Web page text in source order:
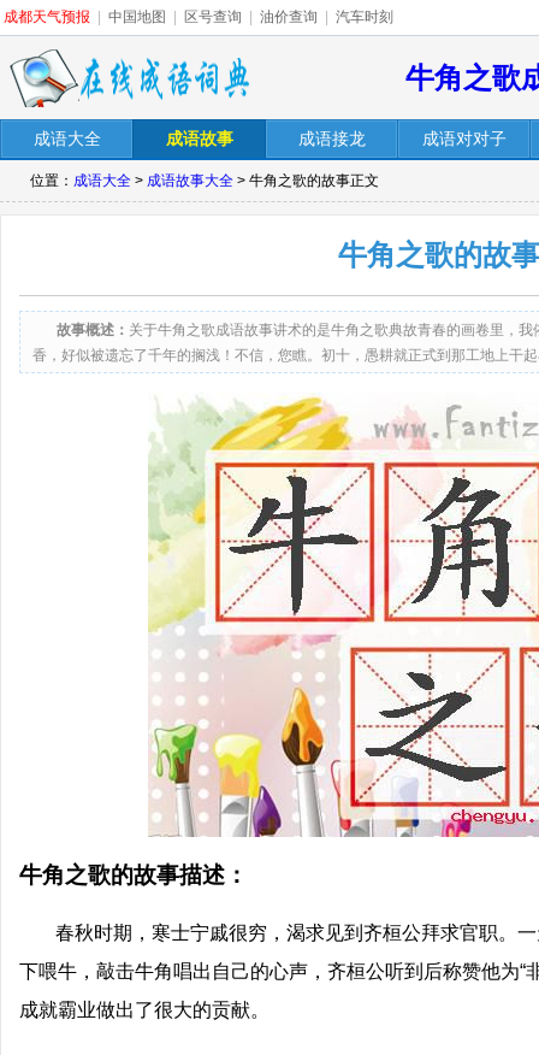
成都天气预报 中国地图 区号查询 油价查询 汽车时刻
牛角之歌
成语大全 成语故事 成语接龙 成语对对子
位置： 成语大全 > 成语故事大全 > 牛角之歌的故事正文
牛角之歌的故事
故事概述： 关于牛角之歌成语故事讲术的是牛角之歌典故青春的画卷里，
香，好似被遗忘了千年的搁浅！不信，您瞧。初十，愚耕就正式到那工地上干
都没有间断，连春节联欢晚会都没看，就更不用说看其它电视！
牛角之歌的故事描述：
春秋时期，寒士宁戚很穷，渴求见到齐桓公拜求官职。
下喂牛，敲击牛角唱出自己的心声，齐桓公听到后称赞他为“
成就霸业做出了很大的贡献。